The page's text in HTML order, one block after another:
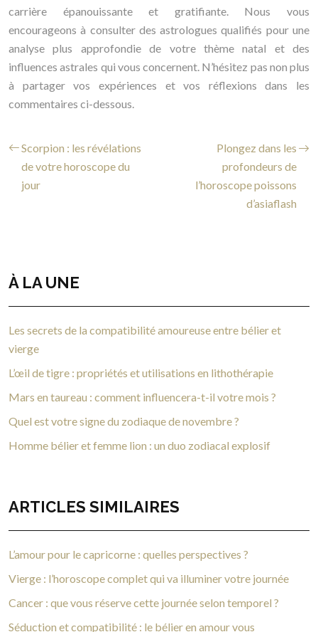
carrière épanouissante et gratifiante. Nous vous
encourageons à consulter des astrologues qualifiés pour une
analyse plus approfondie de votre thème natal et des
influences astrales qui vous concernent. N’hésitez pas non plus
à partager vos expériences et vos réflexions dans les
commentaires ci-dessous.
Scorpion : les révélations
de votre horoscope du
jour
Plongez dans les
profondeurs de
l’horoscope poissons
d’asiaflash
À LA UNE
Les secrets de la compatibilité amoureuse entre bélier et
vierge
L’œil de tigre : propriétés et utilisations en lithothérapie
Mars en taureau : comment influencera-t-il votre mois ?
Quel est votre signe du zodiaque de novembre ?
Homme bélier et femme lion : un duo zodiacal explosif
ARTICLES SIMILAIRES
L’amour pour le capricorne : quelles perspectives ?
Vierge : l’horoscope complet qui va illuminer votre journée
Cancer : que vous réserve cette journée selon temporel ?
Séduction et compatibilité : le bélier en amour vous